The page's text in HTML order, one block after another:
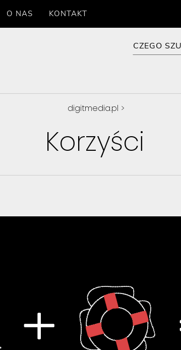
O NAS KONTAKT
digitmedia.pl >
Korzyści